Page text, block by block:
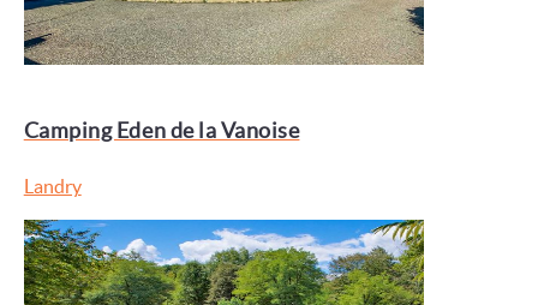
Camping Eden de la Vanoise
Landry